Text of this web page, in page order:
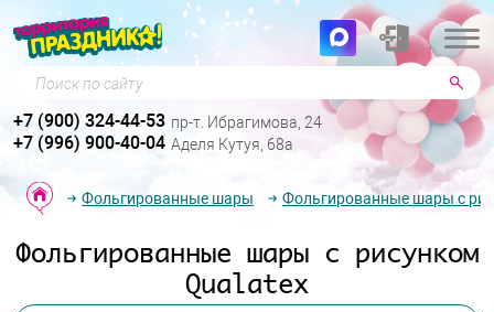
Поиск по сайту
+7 (900) 324-44-53 пр-т. Ибрагимова, 24
+7 (996) 900-40-04 Аделя Кутуя, 68а
Фольгированные шары Фольгированные шары с
Фольгированные шары с рисунком
Qualatex